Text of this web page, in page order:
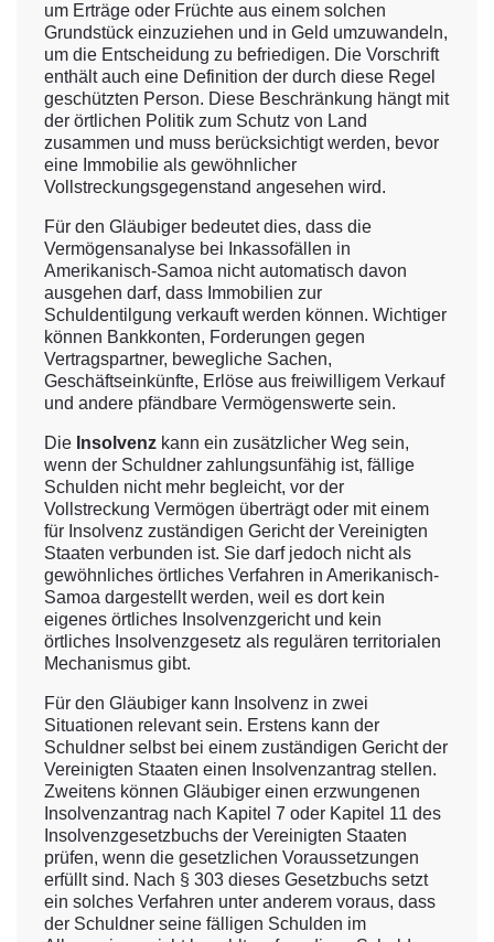
um Erträge oder Früchte aus einem solchen
Grundstück einzuziehen und in Geld umzuwandeln,
um die Entscheidung zu befriedigen. Die Vorschrift
enthält auch eine Definition der durch diese Regel
geschützten Person. Diese Beschränkung hängt mit
der örtlichen Politik zum Schutz von Land
zusammen und muss berücksichtigt werden, bevor
eine Immobilie als gewöhnlicher
Vollstreckungsgegenstand angesehen wird.
Für den Gläubiger bedeutet dies, dass die
Vermögensanalyse bei Inkassofällen in
Amerikanisch-Samoa nicht automatisch davon
ausgehen darf, dass Immobilien zur
Schuldentilgung verkauft werden können. Wichtiger
können Bankkonten, Forderungen gegen
Vertragspartner, bewegliche Sachen,
Geschäftseinkünfte, Erlöse aus freiwilligem Verkauf
und andere pfändbare Vermögenswerte sein.
Die Insolvenz kann ein zusätzlicher Weg sein,
wenn der Schuldner zahlungsunfähig ist, fällige
Schulden nicht mehr begleicht, vor der
Vollstreckung Vermögen überträgt oder mit einem
für Insolvenz zuständigen Gericht der Vereinigten
Staaten verbunden ist. Sie darf jedoch nicht als
gewöhnliches örtliches Verfahren in Amerikanisch-
Samoa dargestellt werden, weil es dort kein
eigenes örtliches Insolvenzgericht und kein
örtliches Insolvenzgesetz als regulären territorialen
Mechanismus gibt.
Für den Gläubiger kann Insolvenz in zwei
Situationen relevant sein. Erstens kann der
Schuldner selbst bei einem zuständigen Gericht der
Vereinigten Staaten einen Insolvenzantrag stellen.
Zweitens können Gläubiger einen erzwungenen
Insolvenzantrag nach Kapitel 7 oder Kapitel 11 des
Insolvenzgesetzbuchs der Vereinigten Staaten
prüfen, wenn die gesetzlichen Voraussetzungen
erfüllt sind. Nach § 303 dieses Gesetzbuchs setzt
ein solches Verfahren unter anderem voraus, dass
der Schuldner seine fälligen Schulden im